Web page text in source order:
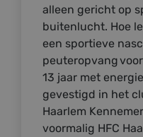
alleen gericht op
buitenlucht. Hoe
een sportieve
peuteropvang
13 jaar met
gevestigd in het
Haarlem
voormalig HFC